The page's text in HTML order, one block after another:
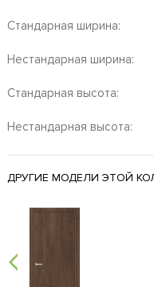
Стандарная ширина:
Нестандарная ширина:
Стандарная высота:
Нестандарная высота:
ДРУГИЕ МОДЕЛИ ЭТОЙ